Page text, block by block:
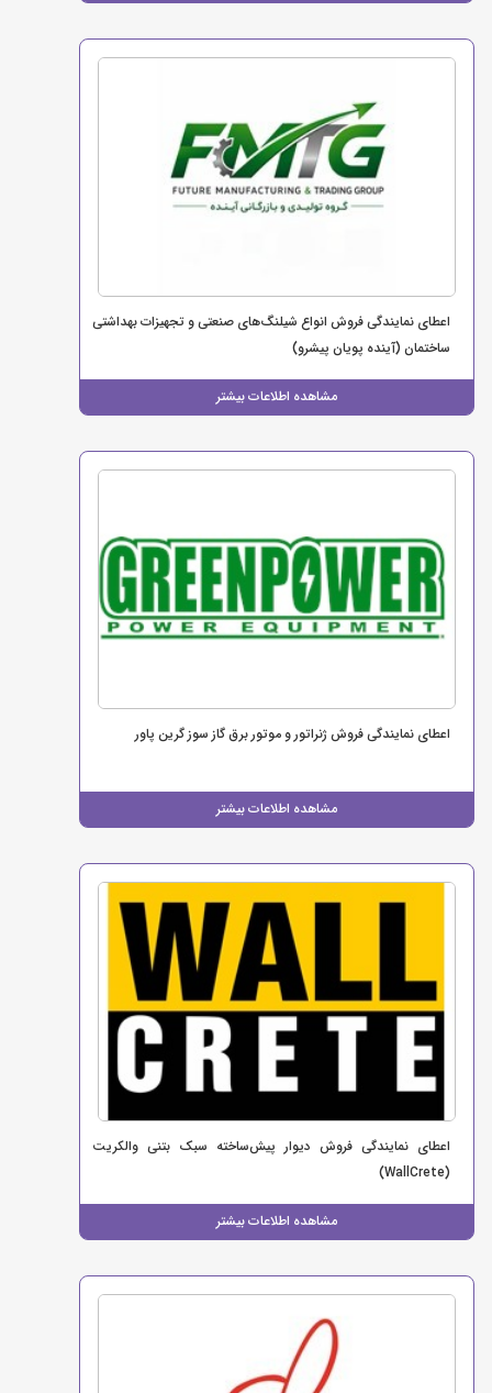
اعطای نمایندگی فروش انواع شیلنگ‌های صنعتی و تجهیزات بهداشتی
ساختمان (آینده پویان پیشرو)
مشاهده اطلاعات بیشتر
اعطای نمایندگی فروش ژنراتور و موتور برق گاز سوز گرین پاور
مشاهده اطلاعات بیشتر
اعطای نمایندگی فروش دیوار پیش‌ساخته سبک بتنی والکریت
(WallCrete)
مشاهده اطلاعات بیشتر